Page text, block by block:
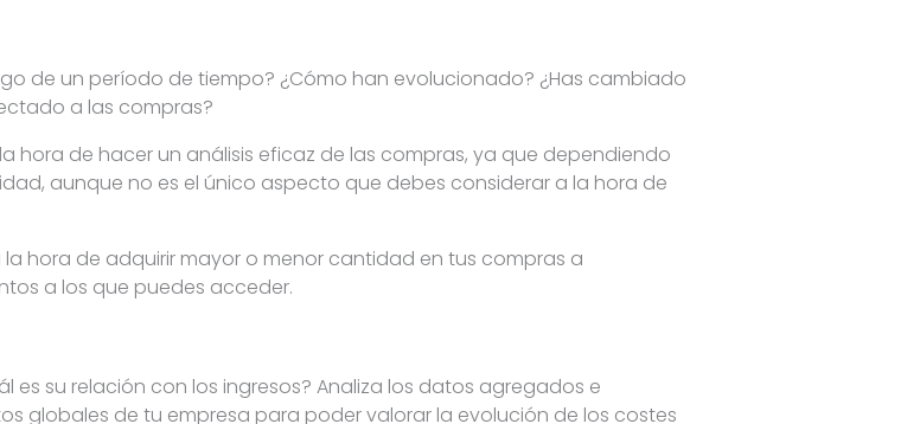
de un período de tiempo? ¿Cómo han evolucionado? ¿Has cambiado
a las compras?
hora de hacer un análisis eficaz de las compras, ya que dependiendo
aunque no es el único aspecto que debes considerar a la hora de
hora de adquirir mayor o menor cantidad en tus compras a
a los que puedes acceder.
es su relación con los ingresos? Analiza los datos agregados e
globales de tu empresa para poder valorar la evolución de los costes